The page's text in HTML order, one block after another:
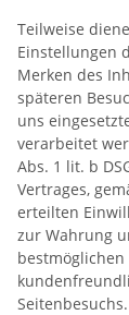
Teilweise
Einstellungen
Merken des
späteren
uns
verarbeitet
Abs. 1 lit. b
Vertrages,
erteilten
zur Wahrung
Seitenbesuchs.